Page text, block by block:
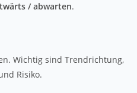
/ abwarten.
Wichtig sind Trendrichtung,
Risiko.